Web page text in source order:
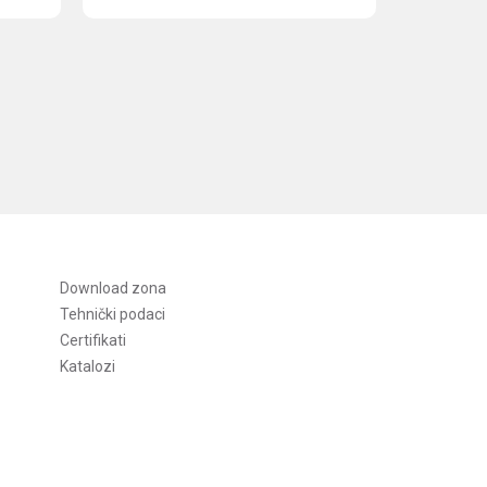
Download zona
Tehnički podaci
Certifikati
Katalozi